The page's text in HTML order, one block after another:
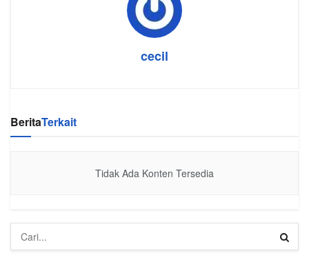
cecil
BeritaTerkait
Tidak Ada Konten Tersedia